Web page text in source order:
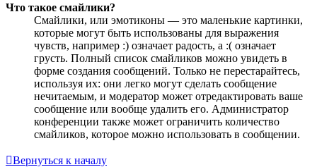
Что такое смайлики?
Смайлики, или эмотиконы — это маленькие картинки,
которые могут быть использованы для выражения
чувств, например :) означает радость, а :( означает
грусть. Полный список смайликов можно увидеть в
форме создания сообщений. Только не перестарайтесь,
используя их: они легко могут сделать сообщение
нечитаемым, и модератор может отредактировать ваше
сообщение или вообще удалить его. Администратор
конференции также может ограничить количество
смайликов, которое можно использовать в сообщении.
Вернуться к началу